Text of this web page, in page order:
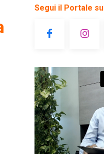
Segui il Portale